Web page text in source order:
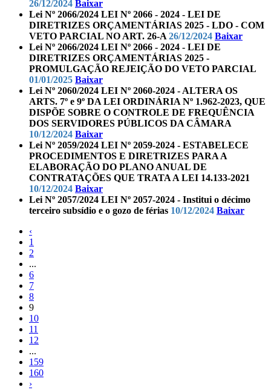
26/12/2024 Baixar
Lei Nº 2066/2024 LEI Nº 2066 - 2024 - LEI DE
DIRETRIZES ORÇAMENTÁRIAS 2025 - LDO - COM
VETO PARCIAL NO ART. 26-A 26/12/2024 Baixar
Lei Nº 2066/2024 LEI Nº 2066 - 2024 - LEI DE
DIRETRIZES ORÇAMENTÁRIAS 2025 -
PROMULGAÇÃO REJEIÇÃO DO VETO PARCIAL
01/01/2025 Baixar
Lei Nº 2060/2024 LEI Nº 2060-2024 - ALTERA OS
ARTS. 7º e 9º DA LEI ORDINÁRIA Nº 1.962-2023, QUE
DISPÕE SOBRE O CONTROLE DE FREQUÊNCIA
DOS SERVIDORES PÚBLICOS DA CÂMARA
10/12/2024 Baixar
Lei Nº 2059/2024 LEI Nº 2059-2024 - ESTABELECE
PROCEDIMENTOS E DIRETRIZES PARA A
ELABORAÇÃO DO PLANO ANUAL DE
CONTRATAÇÕES QUE TRATA A LEI 14.133-2021
10/12/2024 Baixar
Lei Nº 2057/2024 LEI Nº 2057-2024 - Institui o décimo
terceiro subsídio e o gozo de férias 10/12/2024 Baixar
‹
1
2
...
6
7
8
9
10
11
12
...
159
160
›